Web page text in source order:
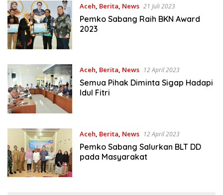
Aceh, Berita, News 21 Juli 2023
Pemko Sabang Raih BKN Award
2023
Aceh, Berita, News 12 April 2023
Semua Pihak Diminta Sigap Hadapi
Idul Fitri
Aceh, Berita, News 12 April 2023
Pemko Sabang Salurkan BLT DD
pada Masyarakat